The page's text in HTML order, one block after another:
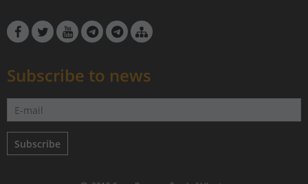
Subscribe to news
Subscribe